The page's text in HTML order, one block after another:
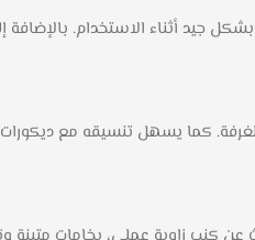
جيد أثناء الاستخدام. بالإضافة
كما يسهل تنسيقه مع